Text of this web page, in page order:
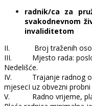
radnik/ca za
svakodnevnom
invaliditetom
II.
Broj traženih
III.
Mjesto rada:
Nedelišće.
IV.
Trajanje radnog
mjesecI uz obvezni
V.
Radno vrijeme,